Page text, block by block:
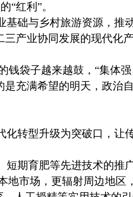
“红利”。
础与乡村旅游资源，推
产业协同发展的现代化
袋子越来越鼓，“集体强
充满希望的明天，政治
转型升级为突破口，让
期育肥等先进技术的推
地市场，更辐射周边地区